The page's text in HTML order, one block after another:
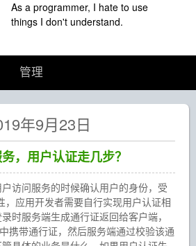
As a programmer, I hate to use
things I don't understand.
管理
年9月23日
，用户认证走几步？
访问服务的时候确认用户的身份，受
，应用开发者需要自行实现用户认证相
时服务端生成通行证返回给客户端，
携带通行证，然后服务端通过校验该通